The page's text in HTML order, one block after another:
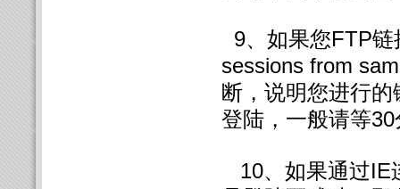
9、如果您FTP链
sessions from
断，说明您进行
登陆，一般请等
10、如果通过IE